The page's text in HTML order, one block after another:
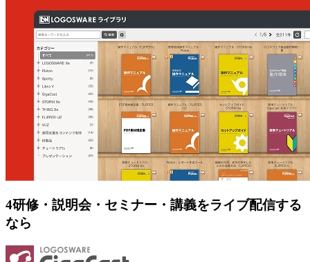
4研修・説明会・セミナー・講義をライブ配信する
なら